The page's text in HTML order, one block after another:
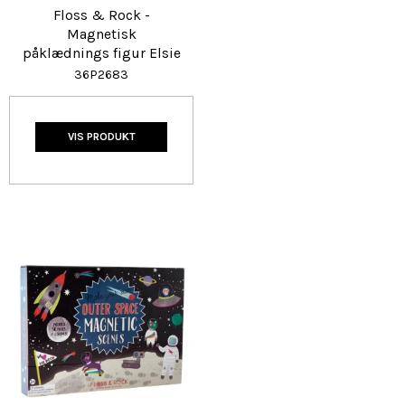
Floss & Rock -
Magnetisk
påklædnings figur Elsie
36P2683
VIS PRODUKT